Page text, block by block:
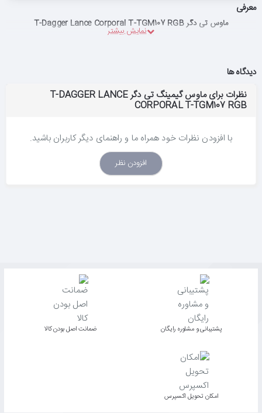
معرفی
ماوس تی دگر T-Dagger Lance Corporal T-TGM107 RGB
دیدگاه ها
نظرات برای ماوس گیمینگ تی دگر T-DAGGER LANCE
CORPORAL T-TGM107 RGB
با افزودن نظرات خود همراه ما و راهنمای دیگر کاربران باشید.
افزودن نظر
پشتیبانی و مشاوره رایگان ﺿﻤﺎﻧﺖ اﺻﻞ ﺑﻮدن ﮐﺎﻟﺎ
اﻣﮑﺎن ﺗﺤﻮﯾﻞ اﮐﺴﭙﺮس